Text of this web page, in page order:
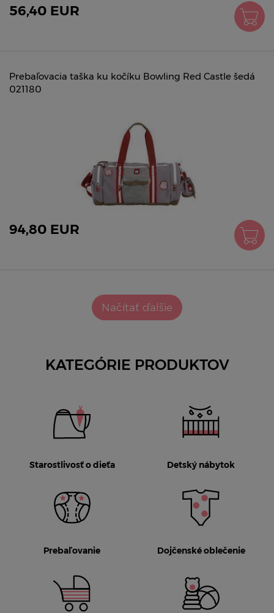
56,40 EUR
Prebaľovacia taška ku kočíku Bowling Red Castle šedá
021180
94,80 EUR
Načítať ďalšie
KATEGÓRIE PRODUKTOV
Starostlivosť o dieťa Detský nábytok
Prebaľovanie Dojčenské oblečenie